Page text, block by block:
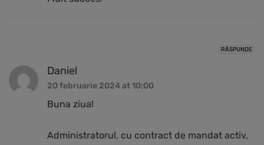
RĂSPUNDE
Daniel
20 februarie 2024 at 10:00
Buna ziua!
Administratorul, cu contract de mandat activ,